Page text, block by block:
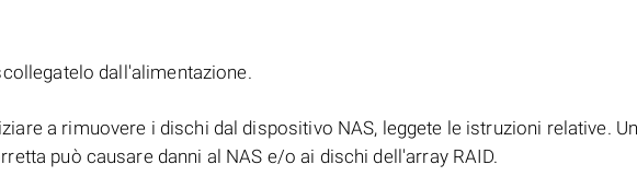
dall'alimentazione.
a rimuovere i dischi dal dispositivo NAS, leggete le istruzioni relative.
può causare danni al NAS e/o ai dischi dell'array RAID.